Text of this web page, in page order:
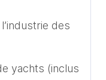
des
yachts (inclus